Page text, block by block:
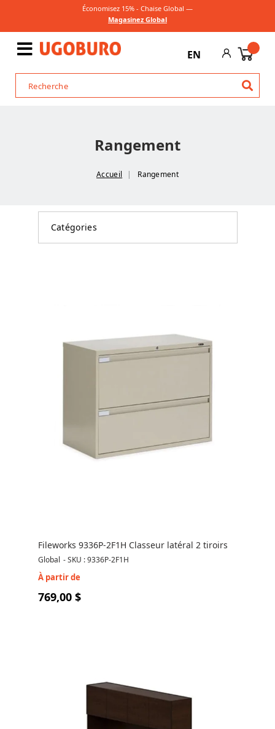
Économisez 15% - Chaise Global —
Magasinez Global
EN
Rangement
Accueil Rangement
Catégories
Fileworks 9336P-2F1H Classeur latéral 2 tiroirs
Global -SKU : 9336P-2F1H
À partir de
769,00 $